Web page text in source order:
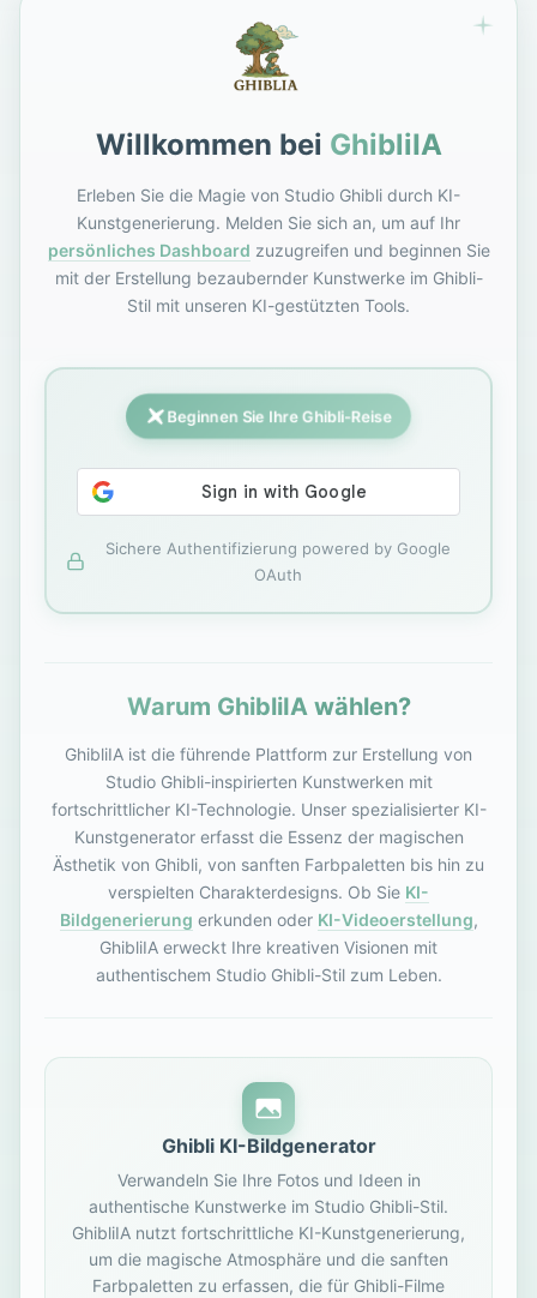
Willkommen bei GhibliIA
Erleben Sie die Magie von Studio Ghibli durch KI-
Kunstgenerierung. Melden Sie sich an, um auf Ihr
persönliches Dashboard zuzugreifen und beginnen Sie
mit der Erstellung bezaubernder Kunstwerke im Ghibli-
Stil mit unseren KI-gestützten Tools.
Beginnen Sie Ihre Ghibli-Reise
Sichere Authentifizierung powered by Google
OAuth
Warum GhibliIA wählen?
GhibliIA ist die führende Plattform zur Erstellung von
Studio Ghibli-inspirierten Kunstwerken mit
fortschrittlicher KI-Technologie. Unser spezialisierter KI-
Kunstgenerator erfasst die Essenz der magischen
Ästhetik von Ghibli, von sanften Farbpaletten bis hin zu
verspielten Charakterdesigns. Ob Sie KI-
Bildgenerierung erkunden oder KI-Videoerstellung,
GhibliIA erweckt Ihre kreativen Visionen mit
authentischem Studio Ghibli-Stil zum Leben.
Ghibli KI-Bildgenerator
Verwandeln Sie Ihre Fotos und Ideen in
authentische Kunstwerke im Studio Ghibli-Stil.
GhibliIA nutzt fortschrittliche KI-Kunstgenerierung,
um die magische Atmosphäre und die sanften
Farbpaletten zu erfassen, die für Ghibli-Filme